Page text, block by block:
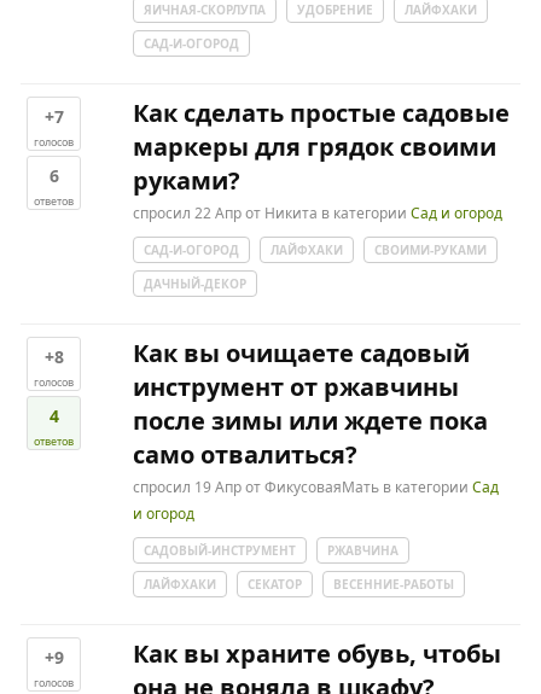
ЯИЧНАЯ-СКОРЛУПА УДОБРЕНИЕ
ЛАЙФХАКИ
САД-И-ОГОРОД
+7
голосов
6
ответов
Как сделать простые садовые
маркеры для грядок своими
руками?
спросил 22 Апрот Никита в категорииСад и огород
САД-И-ОГОРОД ЛАЙФХАКИ
СВОИМИ-РУКАМИ
ДАЧНЫЙ-ДЕКОР
+8
голосов
4
ответов
Как вы очищаете садовый
инструмент от ржавчины
после зимы или ждете пока
само отвалиться?
спросил 19 АпротФикусоваяМать в категорииСад
и огород
САДОВЫЙ-ИНСТРУМЕНТ
РЖАВЧИНА
ЛАЙФХАКИ
СЕКАТОР ВЕСЕННИЕ-РАБОТЫ
+9
голосов
Как вы храните обувь, чтобы